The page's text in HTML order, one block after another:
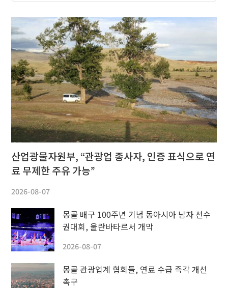
산업광물자원부, “관광업 종사자, 인증 표식으로 연
료 무제한 주유 가능”
2026-08-07
몽골 배구 100주년 기념 동아시아 남자 선수
권대회, 울란바타르서 개막
2026-08-07
몽골 관광업계 협회들, 연료 수급 즉각 개선
촉구